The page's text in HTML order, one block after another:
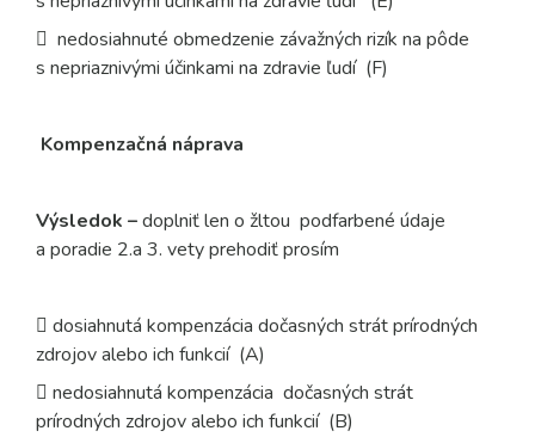
 nedosiahnuté obmedzenie závažných rizík na pôde
s nepriaznivými účinkami na zdravie ľudí (F)
Kompenzačná náprava
Výsledok –doplniť len o žltou podfarbené údaje
a poradie 2.a 3. vety prehodiť prosím
 dosiahnutá kompenzácia dočasných strát prírodných
zdrojov alebo ich funkcií (A)
 nedosiahnutá kompenzácia dočasných strát
prírodných zdrojov alebo ich funkcií (B)